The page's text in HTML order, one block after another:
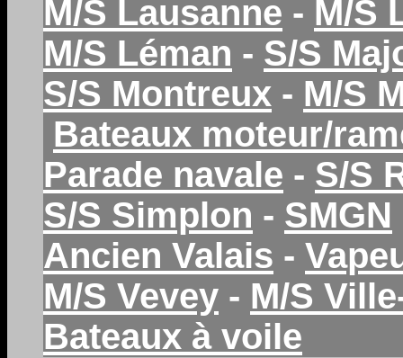
M/S Lausanne - M/S
M/S Léman - S/S
S/S Montreux - M/S
Bateaux moteur/
Parade navale - S/S
S/S Simplon - SMGN
Ancien Valais -
M/S Vevey - M/S
Bateaux à voile